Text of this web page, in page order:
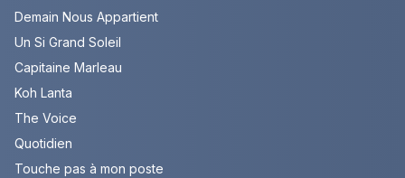
Demain Nous Appartient
Un Si Grand Soleil
Capitaine Marleau
Koh Lanta
The Voice
Quotidien
Touche pas à mon poste